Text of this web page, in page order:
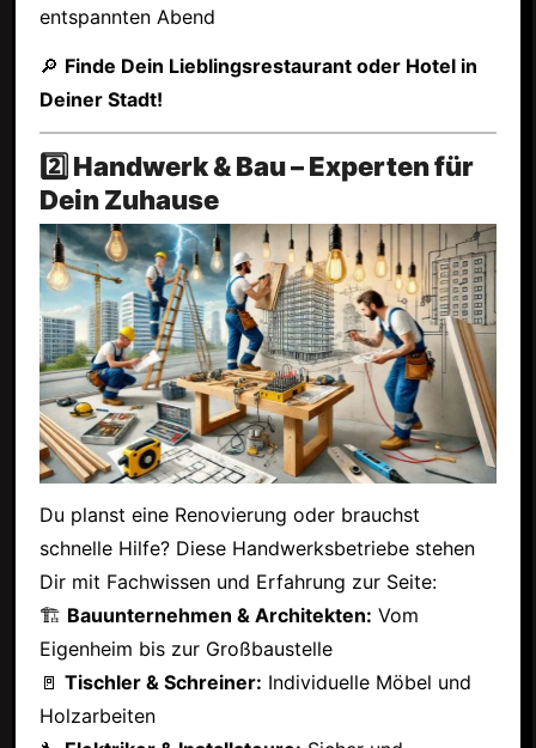
entspannten Abend
🔎 Finde Dein Lieblingsrestaurant oder Hotel in
Deiner Stadt!
2️⃣ Handwerk & Bau – Experten für
Dein Zuhause
Du planst eine Renovierung oder brauchst
schnelle Hilfe? Diese Handwerksbetriebe stehen
Dir mit Fachwissen und Erfahrung zur Seite:
🏗 Bauunternehmen & Architekten: Vom
Eigenheim bis zur Großbaustelle
🚪 Tischler & Schreiner: Individuelle Möbel und
Holzarbeiten